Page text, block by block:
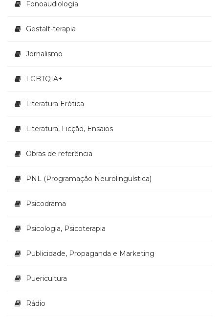
Televisão
Temas
Terapia
(21)
e
(65)
Vida
(32)
Fonoaudiologia
Gestalt-terapia
Jornalismo
LGBTQIA+
Literatura Erótica
Literatura, Ficção, Ensaios
Obras de referência
PNL (Programação Neurolingüística)
Psicodrama
Psicologia, Psicoterapia
Publicidade, Propaganda e Marketing
Puericultura
Rádio